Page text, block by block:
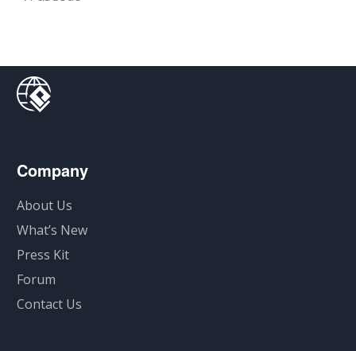
Company
About Us
What’s New
Press Kit
Forum
Contact Us